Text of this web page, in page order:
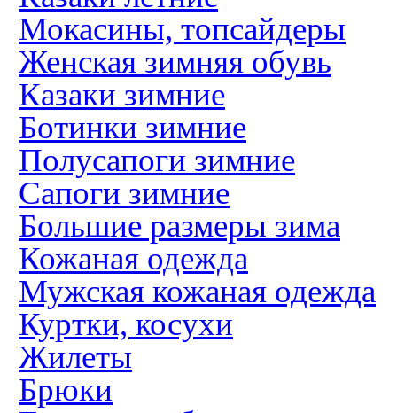
Мокасины, топсайдеры
Женская зимняя обувь
Казаки зимние
Ботинки зимние
Полусапоги зимние
Сапоги зимние
Большие размеры зима
Кожаная одежда
Мужская кожаная одежда
Куртки, косухи
Жилеты
Брюки